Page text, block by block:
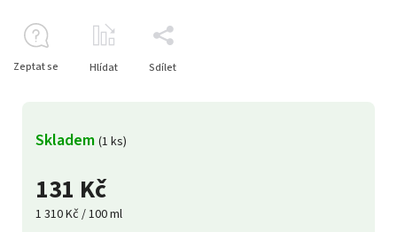
131 Kč
1 310 Kč / 100 ml
Skladem (1 ks)
Zeptat se Hlídat Sdílet